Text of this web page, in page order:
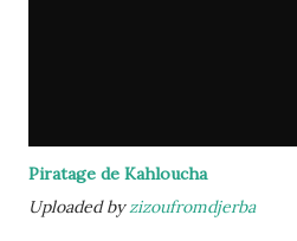
Piratage de Kahloucha
Uploaded byzizoufromdjerba